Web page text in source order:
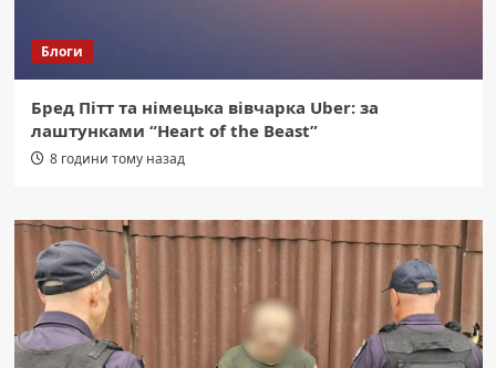
Блоги
Бред Пітт та німецька вівчарка Uber: за
лаштунками “Heart of the Beast”
8 години тому назад